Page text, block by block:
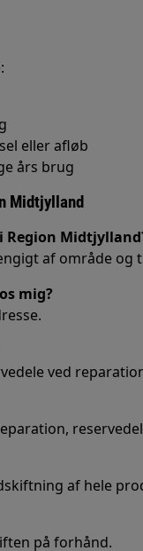
eller afløb
års brug
Midtjylland
af område og
mig?
ved
af hele
på forhånd.